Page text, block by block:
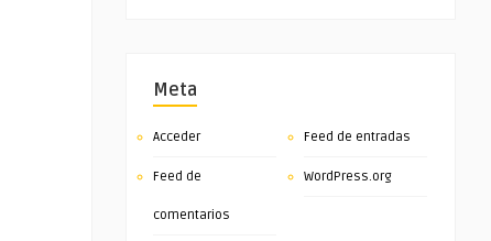
Meta
Acceder Feed de entradas
Feed de
comentarios
WordPress.org